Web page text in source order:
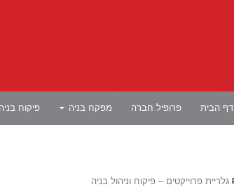
דף הבית
פרופיל חברה מפקח בניה פיקוח בניה
גלריית פרוייקטים – פיקוח וניהול בניה